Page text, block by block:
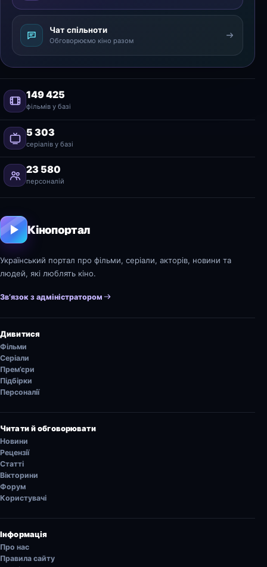
Чат спільноти
Обговорюємо кіно разом
149 425
фільмів у базі
5 303
серіалів у базі
23 580
персоналій
Кінопортал
Український портал про фільми, серіали, акторів, новини та
людей, які люблять кіно.
Зв’язок з адміністратором
Дивитися
Фільми
Серіали
Прем’єри
Підбірки
Персоналії
Читати й обговорювати
Новини
Рецензії
Статті
Вікторини
Форум
Користувачі
Інформація
Про нас
Правила сайту